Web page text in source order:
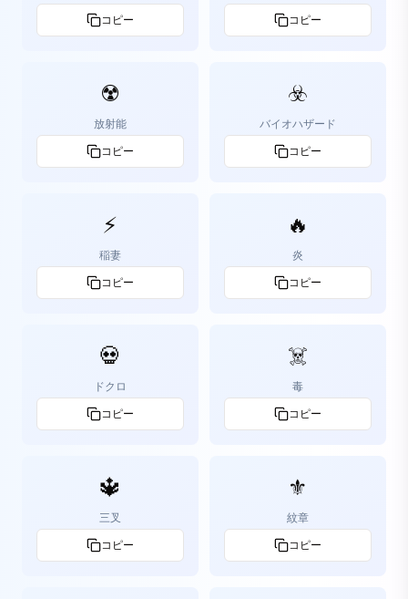
コピー コピー
☢️
放射能
コピー
☣️
バイオハザード
コピー
⚡
稲妻
コピー
🔥
炎
コピー
💀
ドクロ
コピー
☠️
毒
コピー
🔱
三叉
コピー
⚜️
紋章
コピー